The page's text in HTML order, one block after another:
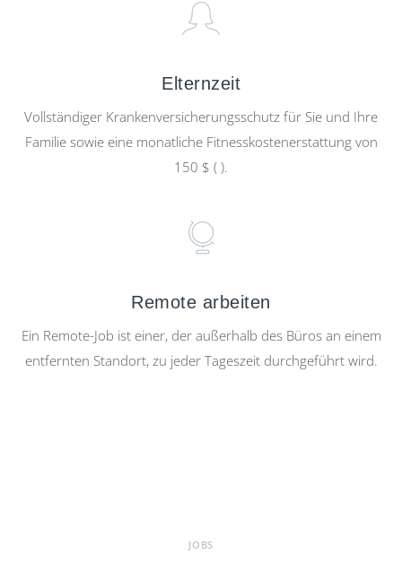
Elternzeit
Vollständiger Krankenversicherungsschutz für Sie und Ihre
Familie sowie eine monatliche Fitnesskostenerstattung von
150 $ ( ).
Remote arbeiten
Ein Remote-Job ist einer, der außerhalb des Büros an einem
entfernten Standort, zu jeder Tageszeit durchgeführt wird.
JOBS